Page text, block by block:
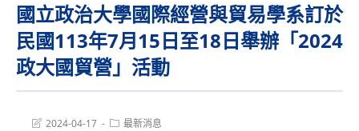
國立政治大學國際經營與貿易學系訂於
民國113年7月15日至18日舉辦「2024
政大國貿營」活動
Post2024-04-17
Post最新消息